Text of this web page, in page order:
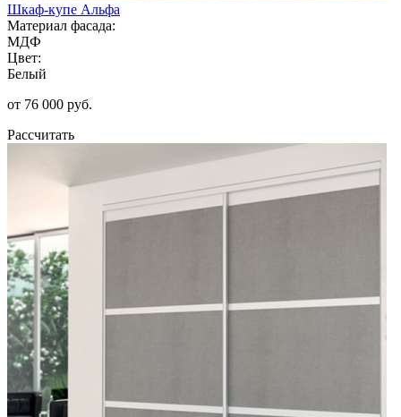
Шкаф-купе Альфа
Материал фасада:
МДФ
Цвет:
Белый
от 76 000 руб.
Рассчитать